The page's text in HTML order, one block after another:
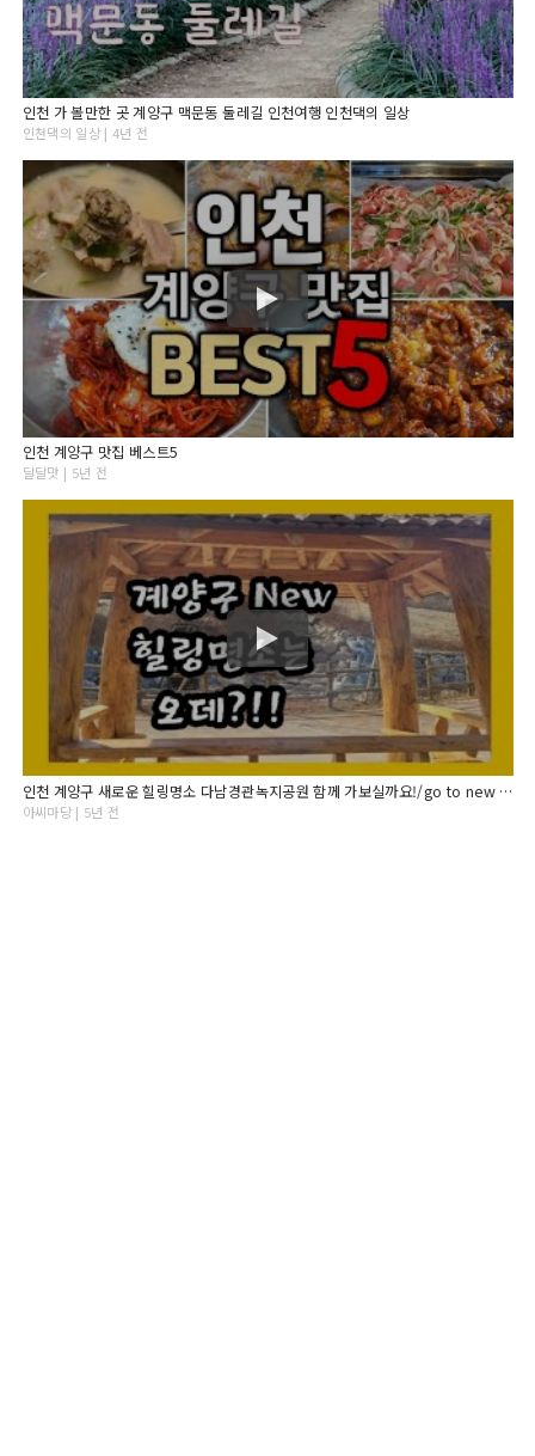
인천 가 볼만한 곳 계양구 맥문동 둘레길 인천여행 인천댁의 일상
인천댁의 일상 | 4년 전
인천 계양구 맛집 베스트5
달달맛 | 5년 전
인천 계양구 새로운 힐링명소 다남경관녹지공원 함께 가보실까요!/go to new healing place in Incheon Gyeyang-gu
아씨마당 | 5년 전